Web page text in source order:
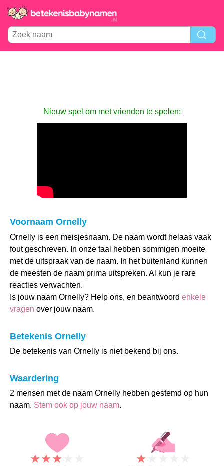
Nieuw spel om met vrienden te spelen:
Voornaam Ornelly
Ornelly is een meisjesnaam. De naam wordt helaas vaak
fout geschreven. In onze taal hebben sommigen moeite
met de uitspraak van de naam. In het buitenland kunnen
de meesten de naam prima uitspreken. Al kun je rare
reacties verwachten.
Is jouw naam Ornelly? Help ons, en beantwoord enkele
vragen over jouw naam.
Betekenis Ornelly
De betekenis van Ornelly is niet bekend bij ons.
Waardering
2 mensen met de naam Ornelly hebben gestemd op hun
naam. Stem ook op jouw naam.
★★★ ★